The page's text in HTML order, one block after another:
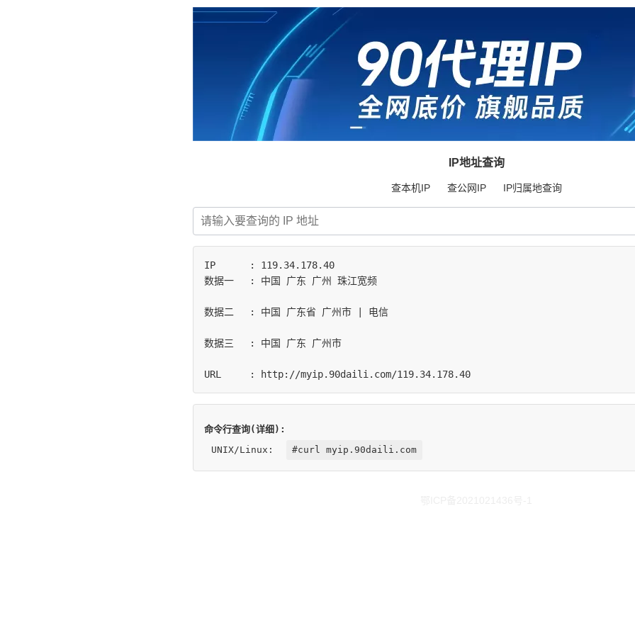
IP地址查询
查本机IP 查公网IP IP归属地查询
IP	: 119.34.178.40
数据一	: 中国 广东 广州 珠江宽频
数据二	: 中国 广东省 广州市 | 电信
数据三	: 中国 广东 广州市
命令行查询(详细):
UNIX/Linux:
#curl myip.90daili.com